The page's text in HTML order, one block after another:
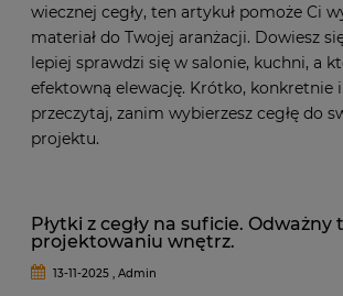
wiecznej cegły, ten artykuł pomoże Ci
materiał do Twojej aranżacji. Dowiesz
lepiej sprawdzi się w salonie, kuchni, a
efektowną elewację. Krótko,
przeczytaj, zanim wybierzesz cegłę do
projektu.
Płytki z cegły na suficie. Odważny
projektowaniu wnętrz.
13-11-2025 , Admin